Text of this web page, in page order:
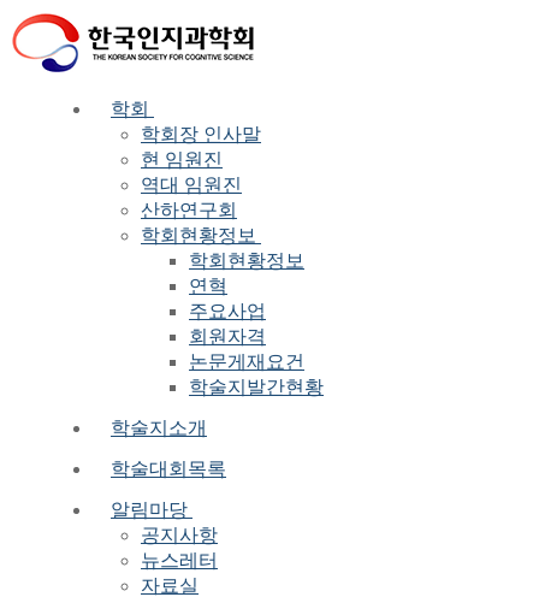
Skip
to
content
Menu
Close
학회
학회장 인사말
현 임원진
역대 임원진
산하연구회
학회현황정보
학회현황정보
연혁
주요사업
회원자격
논문게재요건
학술지발간현황
학술지소개
학술대회목록
알림마당
공지사항
뉴스레터
자료실